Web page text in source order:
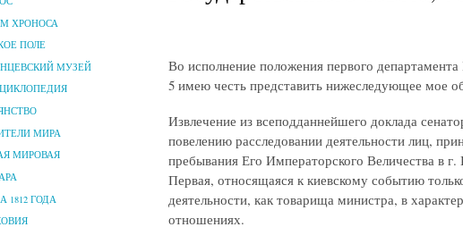
ХРОНОСА
ПОЛЕ
МУЗЕЙ
МИРА
МИРОВАЯ
1812 ГОДА
Во исполнение положения первого
5 имею честь представить нижеследующее мое
Извлечение из всеподданнейшего доклада
повелению расследовании деятельности лиц,
пребывания Его Императорского Величества в
Первая, относящаяся к киевскому событию
деятельности, как товарища министра, в
отношениях.